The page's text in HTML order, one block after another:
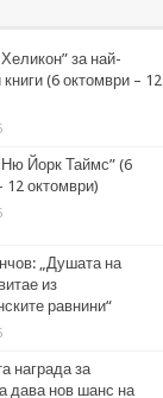
за най-
(6 октомври – 12
Йорк Таймс” (6
12 октомври)
„Душата на
из
равнини“
награда за
дава нов шанс на